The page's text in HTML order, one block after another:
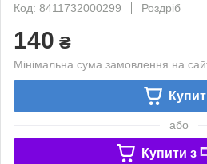
Код: 8411732000299
Роздріб
140 ₴
Мінімальна сума замовлення на
або
Купити з